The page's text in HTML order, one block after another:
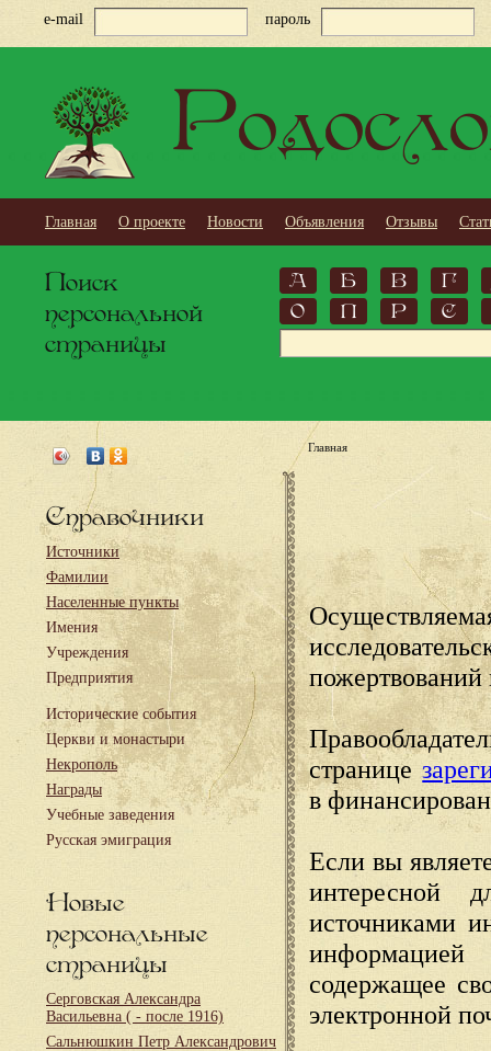
e-mail пароль
Главная О проекте Новости Объявления Отзывы
Поиск
персональной
страницы
А Б В
Г
О
П Р С
Справочники
Источники
Фамилии
Населенные пункты
Имения
Учреждения
Предприятия
Исторические события
Церкви и монастыри
Некрополь
Награды
Учебные заведения
Русская эмиграция
Новые
персональные
страницы
Серговская Александра
Васильевна ( - после 1916)
Сальнюшкин Петр Александрович
Главная
пожертвований
странице
в
Если вы
интересной
источниками
содержащее
электронной